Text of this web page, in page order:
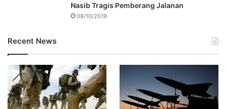
Nasib Tragis Pemberang Jalanan
08/10/2019
Recent News